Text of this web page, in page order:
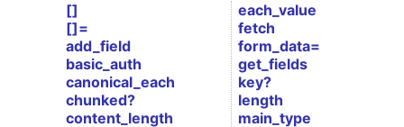
[]
[]=
add_field
basic_auth
canonical_each
chunked?
content_length
each_value
fetch
form_data=
get_fields
key?
length
main_type